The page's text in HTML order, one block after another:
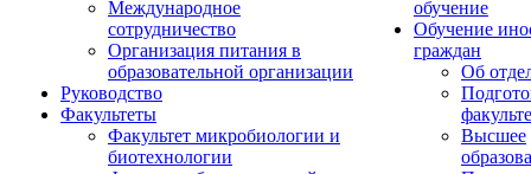
Международное
сотрудничество
Организация питания в
образовательной организации
Руководство
Факультеты
Факультет микробиологии и
биотехнологии
обучение
Обучение
граждан
Об
Высшее